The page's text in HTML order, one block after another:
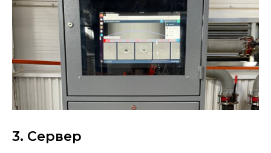
3. Сервер